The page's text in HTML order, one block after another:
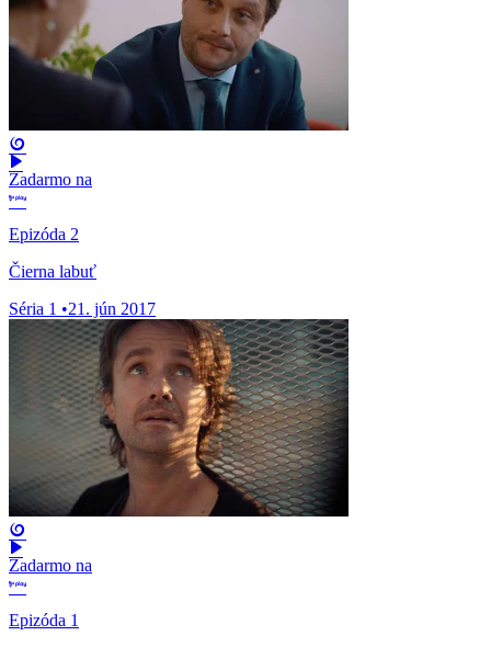
Zadarmo na
Epizóda 2
Čierna labuť
Séria 1 •21. jún 2017
Zadarmo na
Epizóda 1